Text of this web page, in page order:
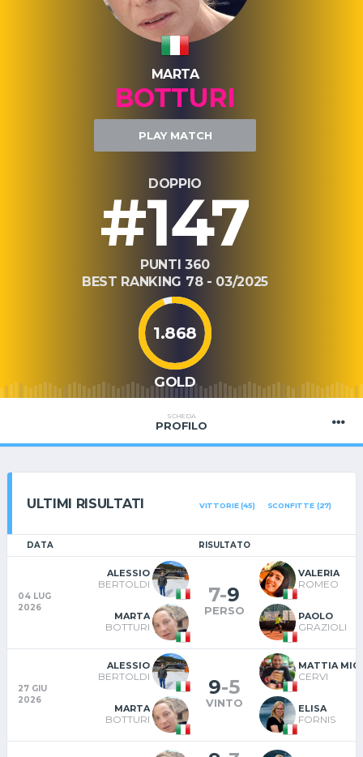
MARTA
BOTTURI
PLAY MATCH
DOPPIO
#147
PUNTI 360
BEST RANKING 78 - 03/2025
1.868
GOLD
SCHEDA
PROFILO
ULTIMI RISULTATI VITTORIE (45) SCONFITTE (27)
DATA RISULTATO
04 LUG
2026
ALESSIO
BERTOLDI
MARTA
BOTTURI
7-9
PERSO
VALERIA
ROMEO
PAOLO
GRAZIOLI
27 GIU
2026
ALESSIO
BERTOLDI
MARTA
BOTTURI
9-5
VINTO
MATTIA
CERVI
ELISA
FORNIS